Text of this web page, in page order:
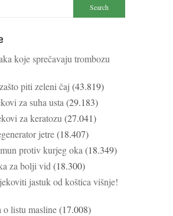
koje sprečavaju trombozu
piti zeleni čaj (43.819)
za suha usta (29.183)
za keratozu (27.041)
jetre(18.407)
protiv kurjeg oka (18.349)
za bolji vid (18.300)
jastuk od koštica višnje!
o listu masline(17.008)